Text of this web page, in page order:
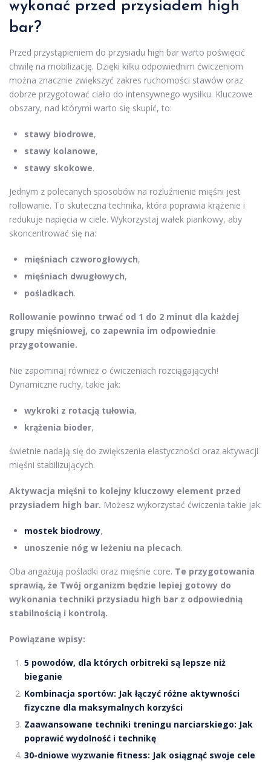
wykonać przed przysiadem high
bar?
Przed przystąpieniem do przysiadu high bar warto poświęcić
chwilę na mobilizację. Dzięki kilku odpowiednim ćwiczeniom
można znacznie zwiększyć zakres ruchomości stawów oraz
dobrze przygotować ciało do intensywnego wysiłku. Kluczowe
obszary, nad którymi warto się skupić, to:
stawy biodrowe,
stawy kolanowe,
stawy skokowe.
Jednym z polecanych sposobów na rozluźnienie mięśni jest
rollowanie. To skuteczna technika, która poprawia krążenie i
redukuje napięcia w ciele. Wykorzystaj wałek piankowy, aby
skoncentrować się na:
mięśniach czworogłowych,
mięśniach dwugłowych,
pośladkach.
Rollowanie powinno trwać od 1 do 2 minut dla każdej
grupy mięśniowej, co zapewnia im odpowiednie
przygotowanie.
Nie zapominaj również o ćwiczeniach rozciągających!
Dynamiczne ruchy, takie jak:
wykroki z rotacją tułowia,
krążenia bioder,
świetnie nadają się do zwiększenia elastyczności oraz aktywacji
mięśni stabilizujących.
Aktywacja mięśni to kolejny kluczowy element przed
przysiadem high bar. Możesz wykorzystać ćwiczenia takie jak:
mostek biodrowy,
unoszenie nóg w leżeniu na plecach.
Oba angażują pośladki oraz mięśnie core. Te przygotowania
sprawią, że Twój organizm będzie lepiej gotowy do
wykonania techniki przysiadu high bar z odpowiednią
stabilnością i kontrolą.
Powiązane wpisy:
5 powodów, dla których orbitreki są lepsze niż
bieganie
Kombinacja sportów: Jak łączyć różne aktywności
fizyczne dla maksymalnych korzyści
Zaawansowane techniki treningu narciarskiego: Jak
poprawić wydolność i technikę
30-dniowe wyzwanie fitness: Jak osiągnąć swoje cele